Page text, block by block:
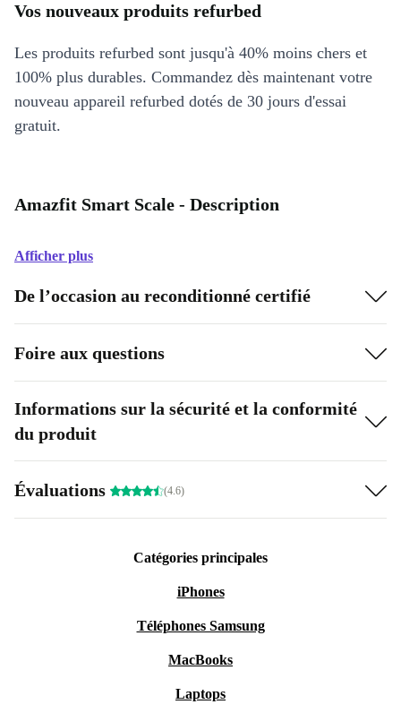
Vos nouveaux produits refurbed
Les produits refurbed sont jusqu'à 40% moins chers et
100% plus durables. Commandez dès maintenant votre
nouveau appareil refurbed dotés de 30 jours d'essai
gratuit.
Amazfit Smart Scale - Description
Afficher plus
De l’occasion au reconditionné certifié
Foire aux questions
Informations sur la sécurité et la conformité
du produit
Évaluations (4.6)
Catégories principales
iPhones
Téléphones Samsung
MacBooks
Laptops